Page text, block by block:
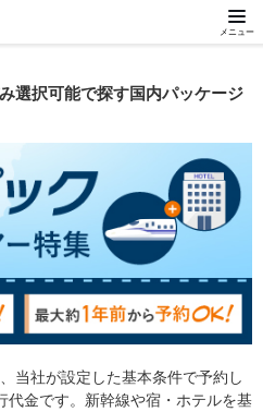
メニュー
選択可能で探す国内パッケージ
当社が設定した基本条件で予約し
代金です。新幹線や宿・ホテルを基